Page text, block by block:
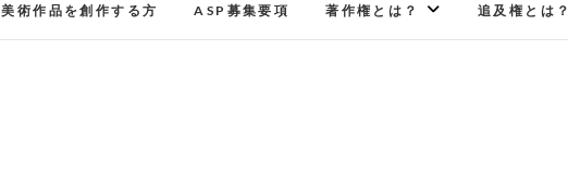
美術作品を創作する方 ASP募集要項 著作権とは？ 追及権とは？